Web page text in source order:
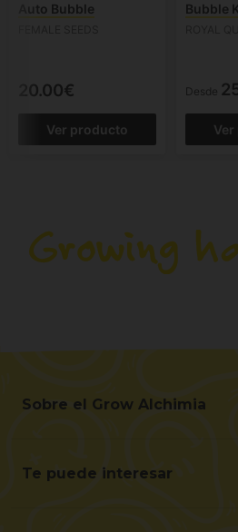
Auto Bubble
20.00€
Ver producto
Bubble
Desde
Sobre el Grow Alchimia
Situación y Contacto
Te puede interesar